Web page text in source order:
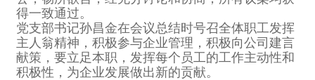
得一致通过。
党支部书记孙昌金在会议总结时号召全体职工发挥
主人翁精神，积极参与企业管理，积极向公司建言
献策，要立足本职，发挥每个员工的工作主动性和
积极性，为企业发展做出新的贡献。